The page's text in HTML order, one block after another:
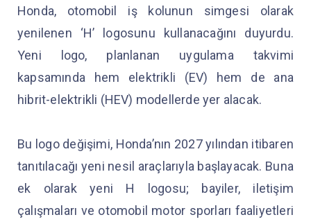
Honda, otomobil iş kolunun simgesi olarak
yenilenen ‘H’ logosunu kullanacağını duyurdu.
Yeni logo, planlanan uygulama takvimi
kapsamında hem elektrikli (EV) hem de ana
hibrit-elektrikli (HEV) modellerde yer alacak.
Bu logo değişimi, Honda’nın 2027 yılından itibaren
tanıtılacağı yeni nesil araçlarıyla başlayacak. Buna
ek olarak yeni H logosu; bayiler, iletişim
çalışmaları ve otomobil motor sporları faaliyetleri